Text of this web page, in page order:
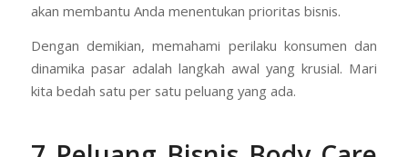
akan membantu Anda menentukan prioritas bisnis.
Dengan demikian, memahami perilaku konsumen dan
dinamika pasar adalah langkah awal yang krusial. Mari
kita bedah satu per satu peluang yang ada.